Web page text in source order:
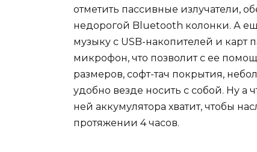
отметить пассивные излучатели,
недорогой Bluetooth колонки. А
музыку с USB-накопителей и карт
микрофон, что позволит с ее
размеров, софт-тач покрытия,
удобно везде носить с собой. Ну а
ней аккумулятора хватит, чтобы
протяжении 4 часов.